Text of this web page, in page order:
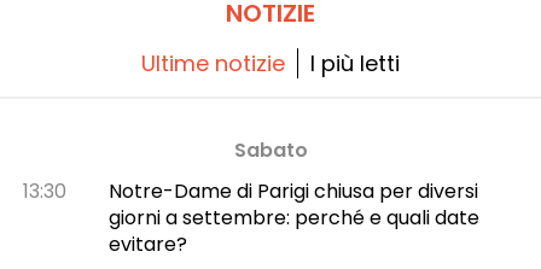
NOTIZIE
Ultime notizie I più letti
Sabato
13:30
Notre-Dame di Parigi chiusa per diversi
giorni a settembre: perché e quali date
evitare?